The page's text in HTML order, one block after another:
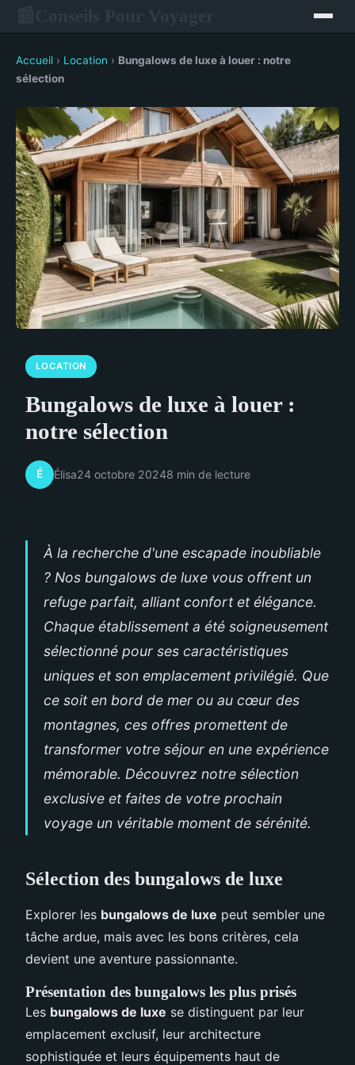
Accueil › Location › Bungalows de luxe à louer : notre
sélection
LOCATION
Bungalows de luxe à louer :
notre sélection
É Élisa24 octobre 20248 min de lecture
À la recherche d'une escapade inoubliable
? Nos bungalows de luxe vous offrent un
refuge parfait, alliant confort et élégance.
Chaque établissement a été soigneusement
sélectionné pour ses caractéristiques
uniques et son emplacement privilégié. Que
ce soit en bord de mer ou au cœur des
montagnes, ces offres promettent de
transformer votre séjour en une expérience
mémorable. Découvrez notre sélection
exclusive et faites de votre prochain
voyage un véritable moment de sérénité.
Sélection des bungalows de luxe
Explorer les bungalows de luxe peut sembler une
tâche ardue, mais avec les bons critères, cela
devient une aventure passionnante.
Présentation des bungalows les plus prisés
Les bungalows de luxe se distinguent par leur
emplacement exclusif, leur architecture
sophistiquée et leurs équipements haut de